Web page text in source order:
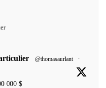
@thomasaurlant
·
000 $